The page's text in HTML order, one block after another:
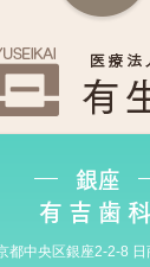
銀座
有吉歯科
都中央区銀座2-2-8